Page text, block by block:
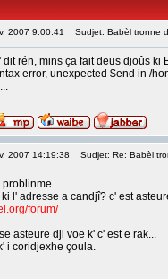
2007 9:00:41 Sudjet: Babèl tronne
dit rén, mins ça fait deus djoûs ki
error, unexpected $end in /
2007 14:19:38 Sudjet: Re: Babèl
problinme...
l' adresse a candjî? c' est
forum/
asteure dji voe k' c' est e rak...
i coridjexhe çoula.